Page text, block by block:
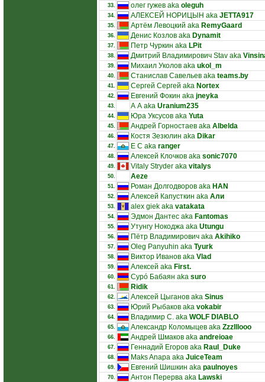
33. олег гужев aka oleguh
34. АЛЕКСЕЙ НОРИЦЫН aka JETTA917
35. Артём Левоцкий aka RemyGaard
36. Денис Козлов aka Dynamit
37. Петр Чуркин aka LPit
38. Дмитрий Владимирович Stav aka
39. Михаил Уколов aka ukol_m
40. Станислав Савельев aka teams.by
41. Сергей Сергей aka Nortex
42. Евгений Фокин aka jneyka
43. А А aka Uranium235
44. Юра Уксусов aka Yuta
45. Андрей Горностаев aka Albelda
46. Костя Зезюлин aka Dikar
47. E C aka ranger
48. Алексей Клочков aka sonic7070
49. Vitaly Stryder aka vitalys
50. Aeze
51. Роман Долгодворов aka HAN
52. Алексей Капусткин aka Али
53. alex giek aka vatakata
54. Эдмон Дантес aka Fantomas
55. Утунгу Нокоджа aka Utungu
56. Пётр Владимирович aka Akihiko
57. Oleg Panyuhin aka Tyurk
58. Виктор Иванов aka Vlad
59. Алексей aka First.
60. Сурó Бабаян aka suro
61. Ridik
62. Алексей Цыганов aka Sinus
63. Юрий Рыбаков aka vokabir
64. Владимир С. aka WOLF DIABLO
65. Александр Коломыцев aka Zzzlllooo
66. Андрей Шмаков aka andreioae
67. Геннадий Егоров aka Raul_Duke
68. Maks Anapa aka JuiceTeam
69. Евгений Шишкин aka paulnoyes
70. Антон Перерва aka Lawski